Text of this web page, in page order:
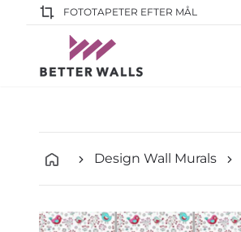
FOTOTAPETER EFTER MÅL
Design Wall Murals